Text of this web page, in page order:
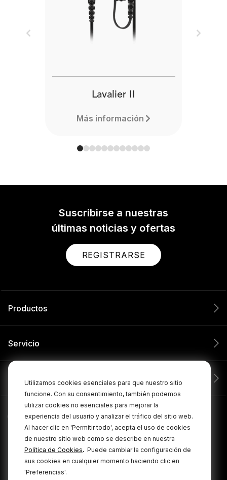
Utilizamos cookies esenciales para que nuestro sitio
funcione. Con su consentimiento, también podemos
utilizar cookies no esenciales para mejorar la
experiencia del usuario y analizar el tráfico del sitio web.
Al hacer clic en 'Permitir todo', acepta el uso de cookies
de nuestro sitio web como se describe en nuestra
Política de Cookies. Puede cambiar la configuración de
sus cookies en cualquier momento haciendo clic en
'Preferencias'.
Lavalier II
Más información
Previous Next
Suscribirse a nuestras
últimas noticias y ofertas
REGISTRARSE
Productos
Servicio
Compañía